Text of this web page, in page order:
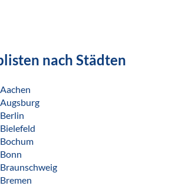
nach Städten